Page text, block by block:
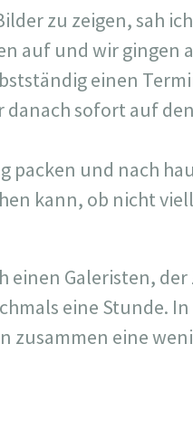
zu zeigen, sah
auf und wir gingen
einen
danach sofort auf
packen und nach
kann, ob nicht
einen Galeristen,
eine Stunde.
zusammen eine